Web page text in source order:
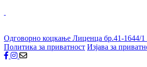
Одговорно коцкање Лиценца бр.41-1644/1
Политика за приватност Изјава за